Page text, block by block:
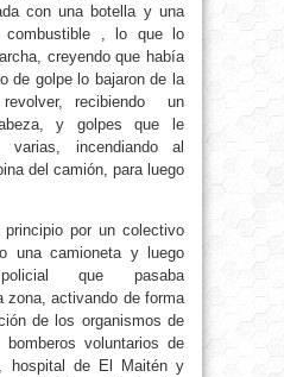
con una botella y una
combustible , lo que lo
creyendo que había
de golpe lo bajaron de la
recibiendo un
y golpes que le
varias, incendiando al
del camión, para luego
por un colectivo
una camioneta y luego
que pasaba
zona, activando de forma
de los organismos de
bomberos voluntarios de
hospital de El Maitén y